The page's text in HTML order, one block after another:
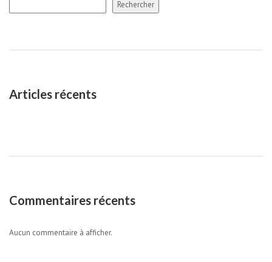
Rechercher
Articles récents
Commentaires récents
Aucun commentaire à afficher.